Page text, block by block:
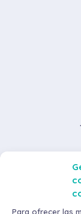
Para ofrecer las